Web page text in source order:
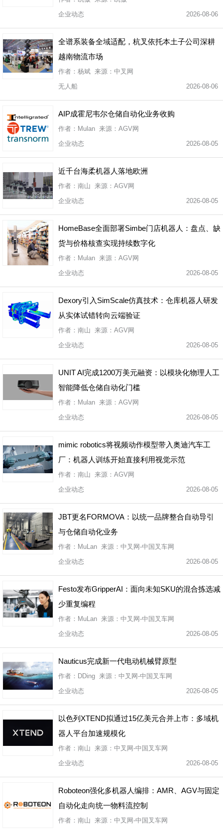
企业动态
2026-08-06
全谱系装备全域适配，杭叉依托本土子公司深耕
越南物流市场
作者：杨斌 来源：中叉网
无人船
2026-08-06
AIP成霍尼韦尔仓储自动化业务收购
作者：Mulan 来源：AGV网
企业动态
2026-08-05
近千台海柔机器人落地欧洲
作者：南山 来源：AGV网
企业动态
2026-08-05
HomeBase全面部署Simbe门店机器人：盘点、缺
货与价格核查实现持续数字化
作者：Mulan 来源：AGV网
企业动态
2026-08-05
Dexory引入SimScale仿真技术：仓库机器人研发
从实体试错转向云端验证
作者：南山 来源：AGV网
企业动态
2026-08-05
UNIT AI完成1200万美元融资：以模块化物理人工
智能降低仓储自动化门槛
作者：Mulan 来源：AGV网
企业动态
2026-08-05
mimic robotics将视频动作模型带入奥迪汽车工
厂：机器人训练开始直接利用视觉示范
作者：南山 来源：AGV网
企业动态
2026-08-05
JBT更名FORMOVA：以统一品牌整合自动导引
与仓储自动化业务
作者：MuLan 来源：中叉网-中国叉车网
企业动态
2026-08-05
Festo发布GripperAI：面向未知SKU的混合拣选减
少重复编程
作者：MuLan 来源：中叉网-中国叉车网
企业动态
2026-08-05
Nauticus完成新一代电动机械臂原型
作者：DDing 来源：中叉网-中国叉车网
企业动态
2026-08-05
以色列XTEND拟通过15亿美元合并上市：多域机
器人平台加速规模化
作者：南山 来源：中叉网-中国叉车网
企业动态
2026-08-05
Roboteon强化多机器人编排：AMR、AGV与固定
自动化走向统一物料流控制
作者：南山 来源：中叉网-中国叉车网